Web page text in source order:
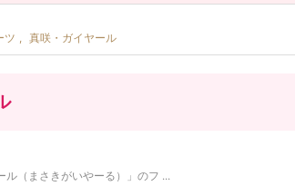
ツ , 真咲・ガイヤール
ル（まさきがいやーる）」のフ ...